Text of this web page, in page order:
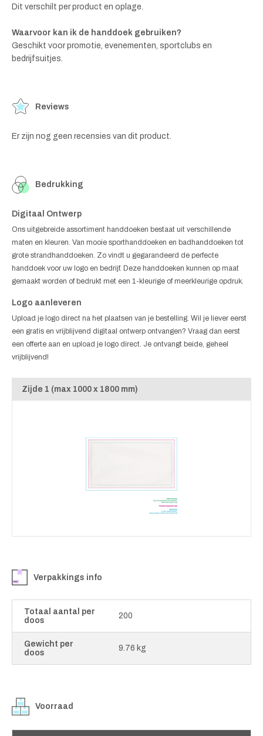
Dit verschilt per product en oplage.
Waarvoor kan ik de handdoek gebruiken?
Geschikt voor promotie, evenementen, sportclubs en
bedrijfsuitjes.
Reviews
Er zijn nog geen recensies van dit product.
Bedrukking
Digitaal Ontwerp
Ons uitgebreide assortiment handdoeken bestaat uit verschillende
maten en kleuren. Van mooie sporthanddoeken en badhanddoeken tot
grote strandhanddoeken. Zo vindt u gegarandeerd de perfecte
handdoek voor uw logo en bedrijf. Deze handdoeken kunnen op maat
gemaakt worden of bedrukt met een 1-kleurige of meerkleurige opdruk.
Logo aanleveren
Upload je logo direct na het plaatsen van je bestelling. Wil je liever eerst
een gratis en vrijblijvend digitaal ontwerp ontvangen? Vraag dan eerst
een offerte aan en upload je logo direct. Je ontvangt beide, geheel
vrijblijvend!
Zijde 1 (max 1000 x 1800 mm)
Verpakkings info
Totaal aantal per
doos
200
Gewicht per
doos
9.76 kg
Voorraad